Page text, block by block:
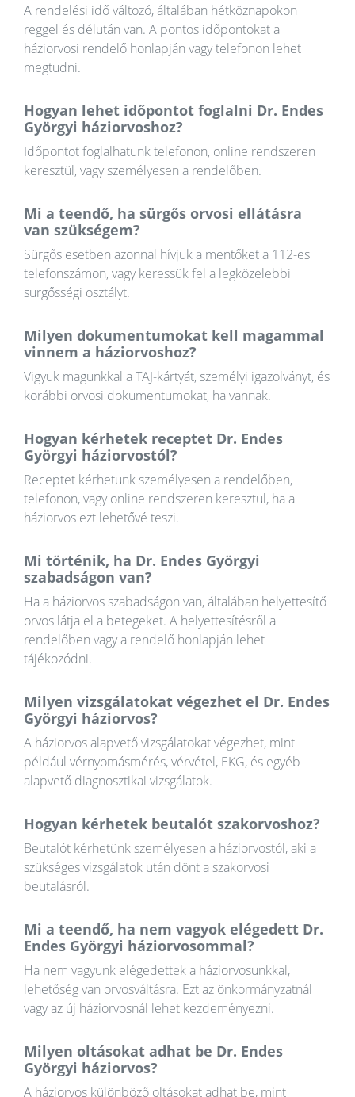
A rendelési idő változó, általában hétköznapokon
reggel és délután van. A pontos időpontokat a
háziorvosi rendelő honlapján vagy telefonon lehet
megtudni.
Hogyan lehet időpontot foglalni Dr. Endes
Györgyi háziorvoshoz?
Időpontot foglalhatunk telefonon, online rendszeren
keresztül, vagy személyesen a rendelőben.
Mi a teendő, ha sürgős orvosi ellátásra
van szükségem?
Sürgős esetben azonnal hívjuk a mentőket a 112-es
telefonszámon, vagy keressük fel a legközelebbi
sürgősségi osztályt.
Milyen dokumentumokat kell magammal
vinnem a háziorvoshoz?
Vigyük magunkkal a TAJ-kártyát, személyi igazolványt, és
korábbi orvosi dokumentumokat, ha vannak.
Hogyan kérhetek receptet Dr. Endes
Györgyi háziorvostól?
Receptet kérhetünk személyesen a rendelőben,
telefonon, vagy online rendszeren keresztül, ha a
háziorvos ezt lehetővé teszi.
Mi történik, ha Dr. Endes Györgyi
szabadságon van?
Ha a háziorvos szabadságon van, általában helyettesítő
orvos látja el a betegeket. A helyettesítésről a
rendelőben vagy a rendelő honlapján lehet
tájékozódni.
Milyen vizsgálatokat végezhet el Dr. Endes
Györgyi háziorvos?
A háziorvos alapvető vizsgálatokat végezhet, mint
például vérnyomásmérés, vérvétel, EKG, és egyéb
alapvető diagnosztikai vizsgálatok.
Hogyan kérhetek beutalót szakorvoshoz?
Beutalót kérhetünk személyesen a háziorvostól, aki a
szükséges vizsgálatok után dönt a szakorvosi
beutalásról.
Mi a teendő, ha nem vagyok elégedett Dr.
Endes Györgyi háziorvosommal?
Ha nem vagyunk elégedettek a háziorvosunkkal,
lehetőség van orvosváltásra. Ezt az önkormányzatnál
vagy az új háziorvosnál lehet kezdeményezni.
Milyen oltásokat adhat be Dr. Endes
Györgyi háziorvos?
A háziorvos különböző oltásokat adhat be, mint